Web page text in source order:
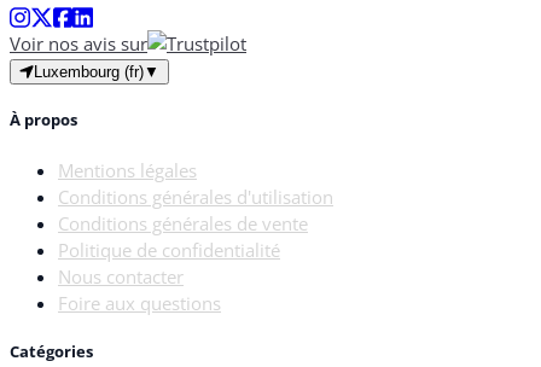
Voir nos avis sur
Luxembourg (fr)▼
À propos
Mentions légales
Conditions générales d'utilisation
Conditions générales de vente
Politique de confidentialité
Nous contacter
Foire aux questions
Catégories